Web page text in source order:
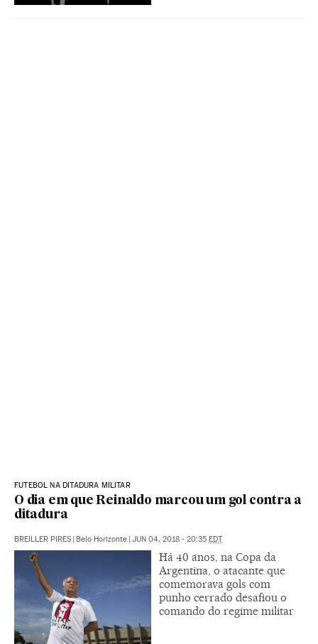
FUTEBOL NA DITADURA MILITAR
O dia em que Reinaldo marcou um gol contra a
ditadura
BREILLER PIRES Belo Horizonte JUN 04, 2018 - 20:35 EDT
Há 40 anos, na Copa da
Argentina, o atacante que
comemorava gols com
punho cerrado desafiou o
comando do regime militar